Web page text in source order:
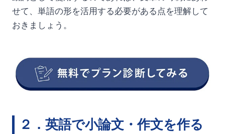
せて、単語の形を活用する必要がある点を理解して
おきましょう。
２．英語で小論文・作文を作る